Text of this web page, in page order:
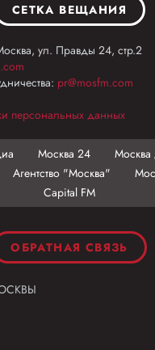
СЕТКА ВЕЩАНИЯ
ул. Правды 24, стр.2
pr@mosfm.com
персональных данных
Москва 24
Агентство "Москва"
Capital FM
ОБРАТНАЯ СВЯЗЬ